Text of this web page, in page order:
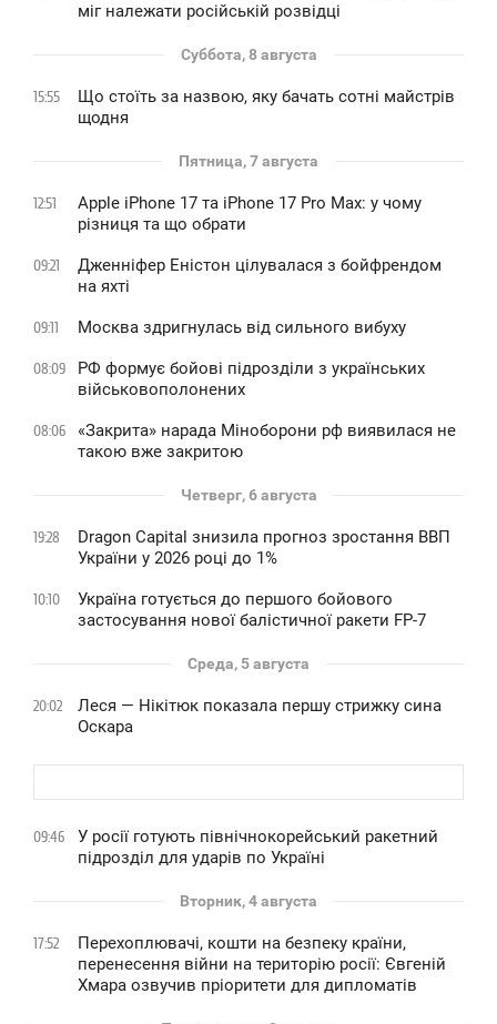
міг належати російській розвідці
Суббота, 8 августа
15:55
Що стоїть за назвою, яку бачать сотні майстрів
щодня
Пятница, 7 августа
12:51
Apple iPhone 17 та iPhone 17 Pro Max: у чому
різниця та що обрати
09:21
Дженніфер Еністон цілувалася з бойфрендом
на яхті
09:11 Москва здригнулась від сильного вибуху
08:09
РФ формує бойові підрозділи з українських
військовополонених
08:06
«Закрита» нарада Міноборони рф виявилася не
такою вже закритою
Четверг, 6 августа
19:28
Dragon Capital знизила прогноз зростання ВВП
України у 2026 році до 1%
10:10
Україна готується до першого бойового
застосування нової балістичної ракети FP-7
Среда, 5 августа
20:02
Леся — Нікітюк показала першу стрижку сина
Оскара
09:46
У росії готують північнокорейський ракетний
підрозділ для ударів по Україні
Вторник, 4 августа
17:52
Перехоплювачі, кошти на безпеку країни,
перенесення війни на територію росії: Євгеній
Хмара озвучив пріоритети для дипломатів